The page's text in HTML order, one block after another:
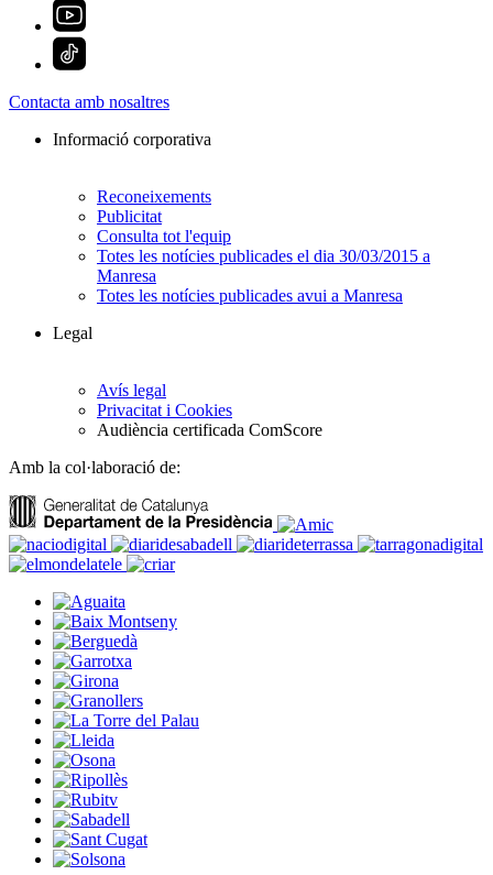
Contacta amb nosaltres
Informació corporativa
Reconeixements
Publicitat
Consulta tot l'equip
Totes les notícies publicades el dia 30/03/2015 a
Manresa
Totes les notícies publicades avui a Manresa
Legal
Avís legal
Privacitat i Cookies
Audiència certificada ComScore
Amb la col·laboració de: